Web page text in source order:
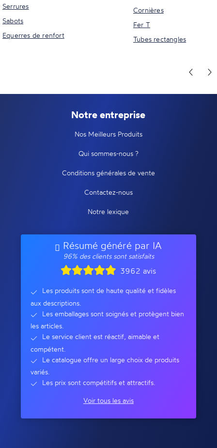
Serrures
Sabots
Equerres de renfort
Cornières
Fer T
Tubes rectangles
Notre entreprise
Nos Meilleurs Produits
Qui sommes-nous ?
Conditions générales de vente
Contactez-nous
Notre lexique
Résumé généré par IA
96% des clients sont satisfaits
3962 avis
Les produits sont de haute qualité et fidèles
aux descriptions.
Les emballages sont soignés et protègent bien
les articles.
Le service client est réactif, aimable et
compétent.
Le catalogue offre un large choix de produits
variés.
Les prix sont compétitifs et attractifs.
Voir tous les avis